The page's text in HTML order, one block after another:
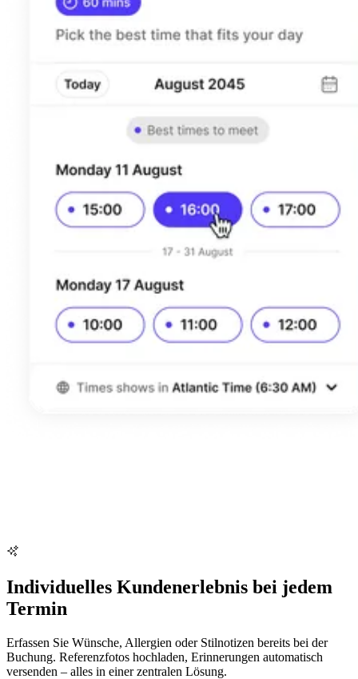
Individuelles Kundenerlebnis bei jedem
Termin
Erfassen Sie Wünsche, Allergien oder Stilnotizen bereits bei der
Buchung. Referenzfotos hochladen, Erinnerungen automatisch
versenden – alles in einer zentralen Lösung.